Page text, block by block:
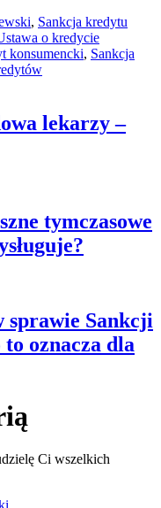
, Sankcja kredytu
o kredycie
konsumencki, Sankcja
lekarzy –
tymczasowe
sprawie Sankcji
oznacza dla
Ci wszelkich